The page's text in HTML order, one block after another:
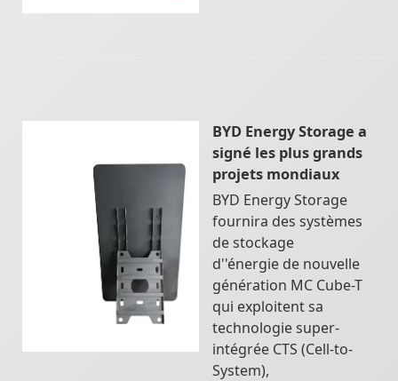
BYD Energy Storage a
signé les plus grands
projets mondiaux
BYD Energy Storage
fournira des systèmes
de stockage
d''énergie de nouvelle
génération MC Cube-T
qui exploitent sa
technologie super-
intégrée CTS (Cell-to-
System),